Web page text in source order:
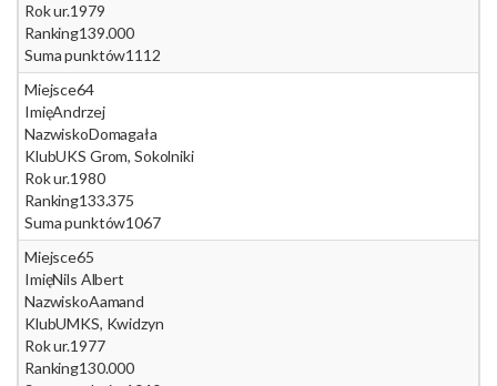
Rok ur.1979
Ranking139.000
Suma punktów1112
Miejsce64
ImięAndrzej
NazwiskoDomagała
KlubUKS Grom, Sokolniki
Rok ur.1980
Ranking133.375
Suma punktów1067
Miejsce65
ImięNils Albert
NazwiskoAamand
KlubUMKS, Kwidzyn
Rok ur.1977
Ranking130.000